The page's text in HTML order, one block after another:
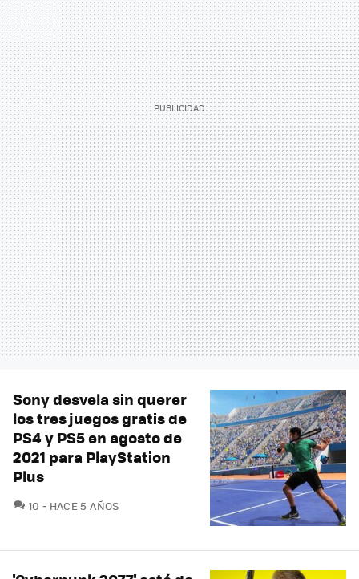
Sony desvela sin querer
los tres juegos gratis de
PS4 y PS5 en agosto de
2021 para PlayStation
Plus
10 COMENTARIOS
HACE 5 AÑOS